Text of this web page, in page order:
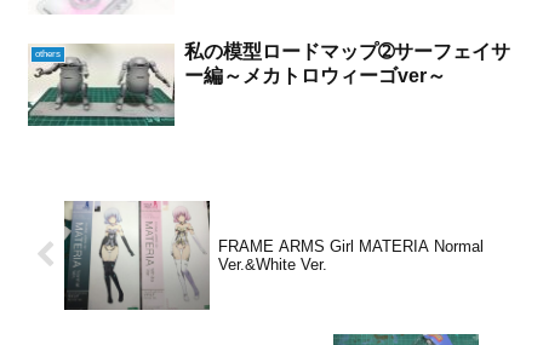
others
私の模型ロードマップ➁サーフェイサ
ー編～メカトロウィーゴver～
FRAME ARMS Girl MATERIA Normal
Ver.&White Ver.